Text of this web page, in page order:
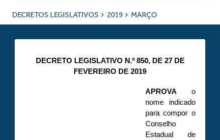
DECRETOS LEGISLATIVOS 2019 MARÇO
DECRETO LEGISLATIVO N.º 850, DE 27 DE
FEVEREIRO DE 2019
APROVA o
nome indicado
para compor o
Conselho
Estadual de